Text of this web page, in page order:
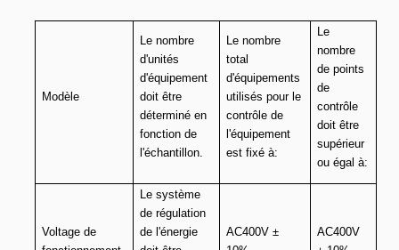
Modèle
Le nombre
d'unités
d'équipement
doit être
déterminé en
fonction de
l'échantillon.
Le nombre
total
d'équipements
utilisés pour le
contrôle de
l'équipement
est fixé à:
Le
nombre
de points
de
contrôle
doit être
supérieur
ou égal à:
Voltage de
Le système
de régulation
de l'énergie
AC400V ±
AC400V